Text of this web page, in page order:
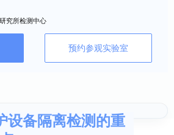
究所检测中心
预约参观实验室
设备隔离检测的重